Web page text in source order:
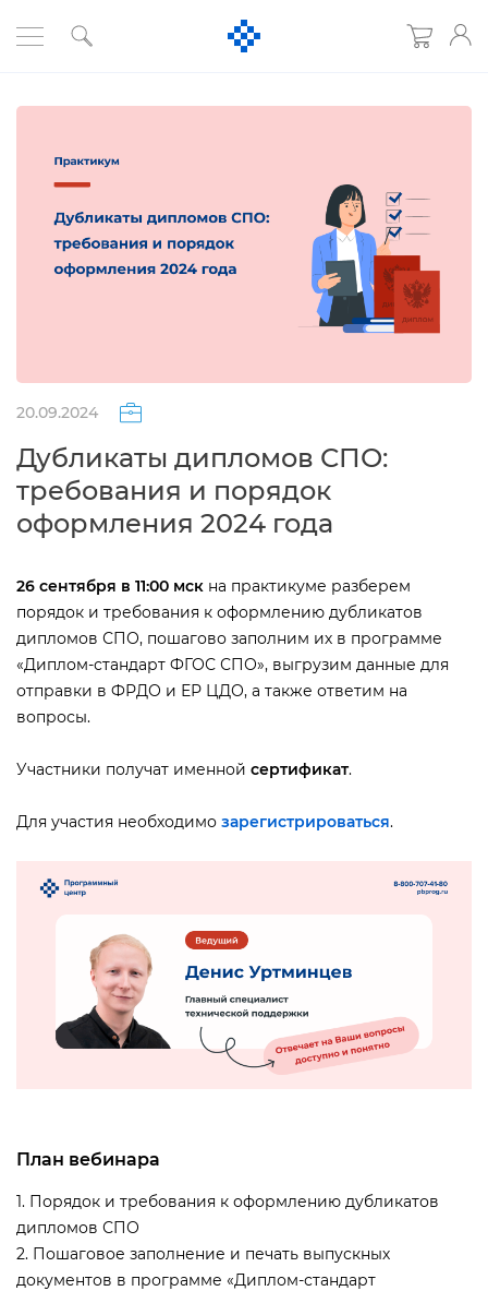
20.09.2024
Дубликаты дипломов СПО:
требования и порядок
оформления 2024 года
26 сентября в 11:00 мск на практикуме разберем
порядок и требования к оформлению дубликато
дипломов СПО, пошагово заполним их в программе
«Диплом-стандарт ФГОС СПО», выгрузим данные для
отправки в ФРДО и ЕР ЦДО, а также ответим на
опросы.
Участники получат именной сертификат.
Для участия необходимо зарегистрироваться.
План вебинара
1. Порядок и требования к оформлению дубликато
дипломов СПО
2. Пошаговое заполнение и печать выпускных
документов в программе «Диплом-стандарт